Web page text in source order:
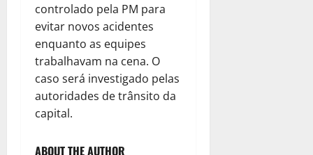
controlado pela PM para
evitar novos acidentes
enquanto as equipes
trabalhavam na cena. O
caso será investigado pelas
autoridades de trânsito da
capital.
ABOUT THE AUTHOR